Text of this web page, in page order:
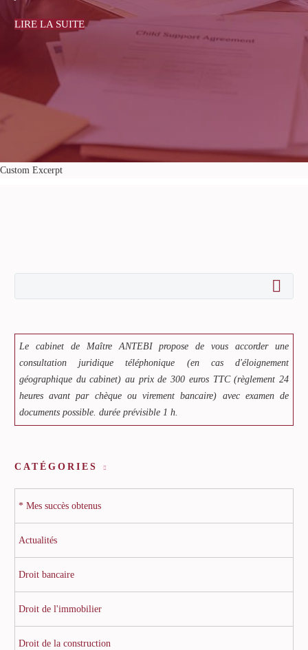
LIRE LA SUITE
Custom Excerpt
Le cabinet de Maître ANTEBI propose de vous accorder une
consultation juridique téléphonique (en cas d'éloignement
géographique du cabinet) au prix de 300 euros TTC (règlement 24
heures avant par chèque ou virement bancaire) avec examen de
documents possible. durée prévisible 1 h.
CATÉGORIES
* Mes succès obtenus
Actualités
Droit bancaire
Droit de l'immobilier
Droit de la construction